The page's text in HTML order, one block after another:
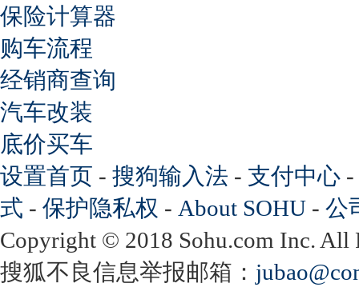
保险计算器
购车流程
经销商查询
汽车改装
底价买车
设置首页 - 搜狗输入法 - 支付中心 -
式 - 保护隐私权 - About SOHU - 公
Copyright © 2018 Sohu.com Inc.
搜狐不良信息举报邮箱：